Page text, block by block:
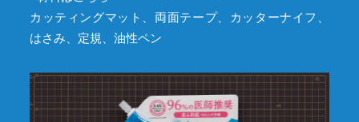
カッティングマット、両面テープ、カッターナイフ、
はさみ、定規、油性ペン